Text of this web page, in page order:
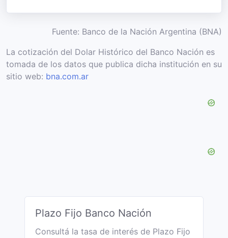
Fuente: Banco de la Nación Argentina (BNA)
La cotización del Dolar Histórico del Banco Nación es
tomada de los datos que publica dicha institución en su
sitio web: bna.com.ar
Plazo Fijo Banco Nación
Consultá la tasa de interés de Plazo Fijo